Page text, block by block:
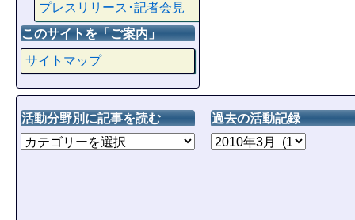
プレスリリース･記者会見
このサイトを「ご案内」
サイトマップ
活動分野別に記事を読む 過去の活動記録